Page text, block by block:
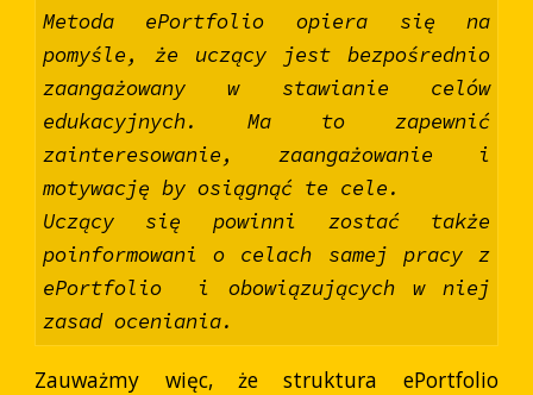
Metoda ePortfolio opiera się na
pomyśle, że uczący jest bezpośrednio
zaangażowany w stawianie celów
edukacyjnych. Ma to zapewnić
zainteresowanie, zaangażowanie i
motywację by osiągnąć te cele.
Uczący się powinni zostać także
poinformowani o celach samej pracy z
ePortfolio i obowiązujących w niej
zasad oceniania.
Zauważmy więc, że struktura ePortfolio